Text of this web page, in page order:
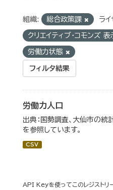
組織: 総合政策課 ライ
クリエイティブ・コモンズ 表
労働力状態
フィルタ結果
労働力人口
出典：国勢調査、大仙市の統
を参照しています。
CSV
API Keyを使ってこのレジストリ